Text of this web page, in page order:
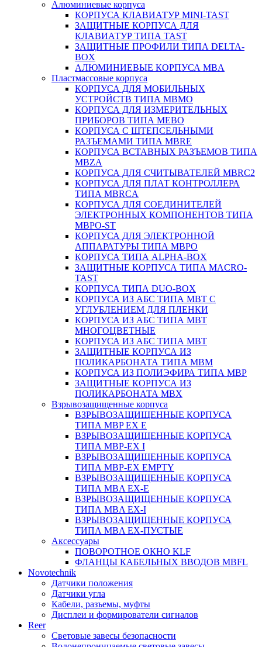
Алюминиевые корпуса
КОРПУСА КЛАВИАТУР MINI-TAST
ЗАЩИТНЫЕ КОРПУСА ДЛЯ
КЛАВИАТУР ТИПА TAST
ЗАЩИТНЫЕ ПРОФИЛИ ТИПА DELTA-
BOX
АЛЮМИНИЕВЫЕ КОРПУСА MBA
Пластмассовые корпуса
КОРПУСА ДЛЯ МОБИЛЬНЫХ
УСТРОЙСТВ ТИПА MBMO
КОРПУСА ДЛЯ ИЗМЕРИТЕЛЬНЫХ
ПРИБОРОВ ТИПА MEBO
КОРПУСА С ШТЕПСЕЛЬНЫМИ
РАЗЪЕМАМИ ТИПА MBRE
КОРПУСА ВСТАВНЫХ РАЗЪЕМОВ ТИПА
MBZA
КОРПУСА ДЛЯ СЧИТЫВАТЕЛЕЙ MBRC2
КОРПУСА ДЛЯ ПЛАТ КОНТРОЛЛЕРА
ТИПА MBRCA
КОРПУСА ДЛЯ СОЕДИНИТЕЛЕЙ
ЭЛЕКТРОННЫХ КОМПОНЕНТОВ ТИПА
MBPO-ST
КОРПУСА ДЛЯ ЭЛЕКТРОННОЙ
АППАРАТУРЫ ТИПА MBPO
КОРПУСА ТИПА ALPHA-BOX
ЗАЩИТНЫЕ КОРПУСА ТИПА MACRO-
TAST
КОРПУСА ТИПА DUO-BOX
КОРПУСА ИЗ АБС ТИПА MBT С
УГЛУБЛЕНИЕМ ДЛЯ ПЛЕНКИ
КОРПУСА ИЗ АБС ТИПА MBT
МНОГОЦВЕТНЫЕ
КОРПУСА ИЗ АБС ТИПА MBT
ЗАЩИТНЫЕ КОРПУСА ИЗ
ПОЛИКАРБОНАТА ТИПА MBM
КОРПУСА ИЗ ПОЛИЭФИРА ТИПА MBP
ЗАЩИТНЫЕ КОРПУСА ИЗ
ПОЛИКАРБОНАТА MBX
Взрывозащищенные корпуса
ВЗРЫВОЗАЩИЩЕННЫЕ КОРПУСА
ТИПА MBP EX E
ВЗРЫВОЗАЩИЩЕННЫЕ КОРПУСА
ТИПА MBP-EX I
ВЗРЫВОЗАЩИЩЕННЫЕ КОРПУСА
ТИПА MBP-EX EMPTY
ВЗРЫВОЗАЩИЩЕННЫЕ КОРПУСА
ТИПА MBA EX-E
ВЗРЫВОЗАЩИЩЕННЫЕ КОРПУСА
ТИПА MBA EX-I
ВЗРЫВОЗАЩИЩЕННЫЕ КОРПУСА
ТИПА MBA EX-ПУСТЫЕ
Аксессуары
ПОВОРОТНОЕ ОКНО KLF
ФЛАНЦЫ КАБЕЛЬНЫХ ВВОДОВ MBFL
Novotechnik
Датчики положения
Датчики угла
Кабели, разъемы, муфты
Дисплеи и формирователи сигналов
Reer
Световые завесы безопасности